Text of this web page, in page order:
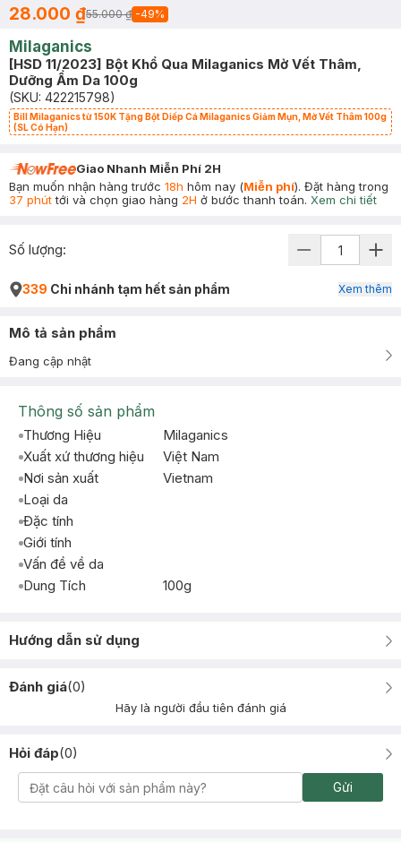
28.000 ₫55.000 ₫ -49%
Milaganics
[HSD 11/2023] Bột Khổ Qua Milaganics Mờ Vết Thâm,
Dưỡng Ẩm Da 100g
(SKU: 422215798)
Bill Milaganics từ 150K Tặng Bột Diếp Cá Milaganics Giảm Mụn, Mờ Vết Thâm 100g
(SL Có Hạn)
Giao Nhanh Miễn Phí 2H
Bạn muốn nhận hàng trước 18h hôm nay (Miễn phí). Đặt hàng trong
37 phúttới và chọn giao hàng 2H ở bước thanh toán. Xem chi tiết
Số lượng:
339 Chi nhánh tạm hết sản phẩm Xem thêm
Mô tả sản phẩm
Đang cập nhật
Thông số sản phẩm
Thương Hiệu
Milaganics
Xuất xứ thương hiệu
Việt Nam
Nơi sản xuất
Vietnam
Loại da
Đặc tính
Giới tính
Vấn đề về da
Dung Tích
100g
Hướng dẫn sử dụng
Đánh giá(0)
Hãy là người đầu tiên đánh giá
Hỏi đáp(0)
Gửi